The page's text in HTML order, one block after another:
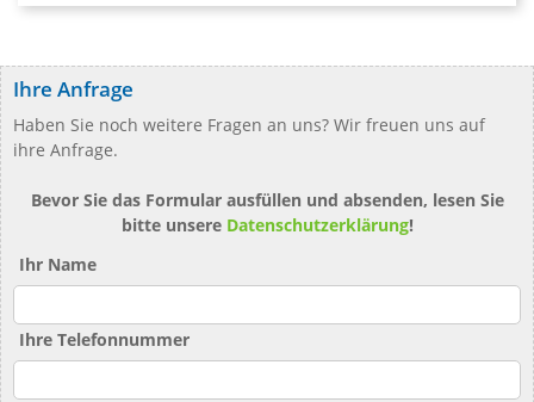
Ihre Anfrage
Haben Sie noch weitere Fragen an uns? Wir freuen uns auf
ihre Anfrage.
Bevor Sie das Formular ausfüllen und absenden, lesen Sie
bitte unsere Datenschutzerklärung!
Ihr Name
Ihre Telefonnummer